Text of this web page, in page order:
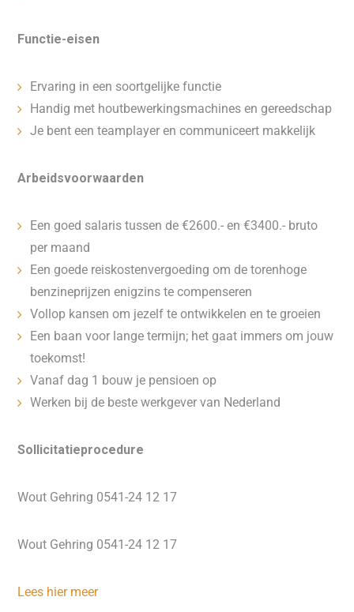
Functie-eisen
Ervaring in een soortgelijke functie
Handig met houtbewerkingsmachines en gereedschap
Je bent een teamplayer en communiceert makkelijk
Arbeidsvoorwaarden
Een goed salaris tussen de €2600.- en €3400.- bruto
per maand
Een goede reiskostenvergoeding om de torenhoge
benzineprijzen enigzins te compenseren
Vollop kansen om jezelf te ontwikkelen en te groeien
Een baan voor lange termijn; het gaat immers om jouw
toekomst!
Vanaf dag 1 bouw je pensioen op
Werken bij de beste werkgever van Nederland
Sollicitatieprocedure
Wout Gehring 0541-24 12 17
Wout Gehring 0541-24 12 17
Lees hier meer